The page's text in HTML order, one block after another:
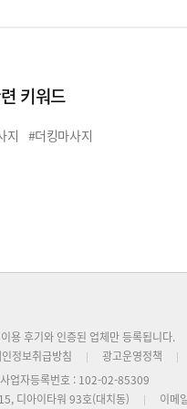
키워드
지 #더킹마사지
용 후기와 인증된 업체만 등록됩니다.
인정보취급방침 광고운영정책
사업자등록번호 : 102-02-85309
디아이타워 93호(대치동)
이메